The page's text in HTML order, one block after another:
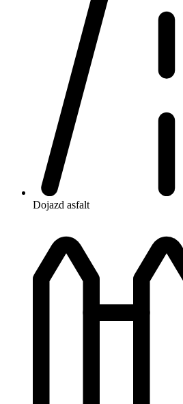
Dojazd asfalt